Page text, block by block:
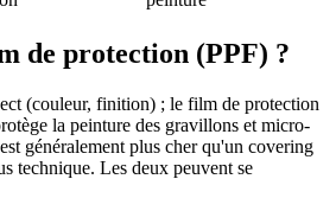
de protection (PPF) ?
(couleur, finition) ; le film de protection
la peinture des gravillons et micro-
généralement plus cher qu'un covering
technique. Les deux peuvent se